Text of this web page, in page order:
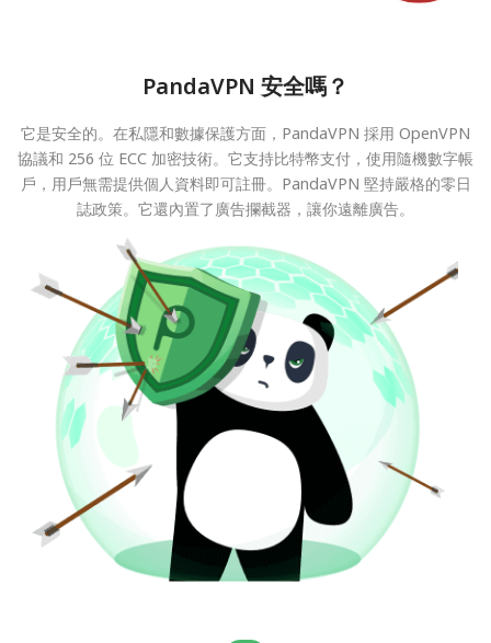
PandaVPN 安全嗎？
它是安全的。在私隱和數據保護方面，PandaVPN 採用 OpenVPN
協議和 256 位 ECC 加密技術。它支持比特幣支付，使用隨機數字帳
戶，用戶無需提供個人資料即可註冊。PandaVPN 堅持嚴格的零日
誌政策。它還內置了廣告攔截器，讓你遠離廣告。